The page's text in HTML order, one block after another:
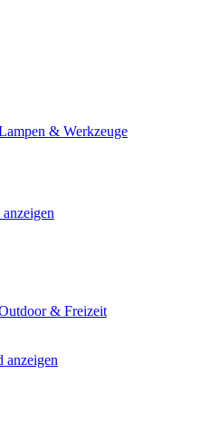
& Werkzeuge
& Freizeit
anzeigen